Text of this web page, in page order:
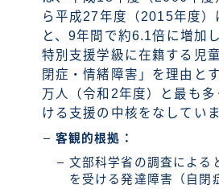
ら平成27年度（2015年度
と、9年間で約6.1倍に増加
特別支援学級に在籍する児
閉症・情緒障害」を理由と
万人（令和2年度）と最も
ける支援の中核をなしていま
客観的根拠：
文部科学省の調査による
を受ける発達障害（自閉